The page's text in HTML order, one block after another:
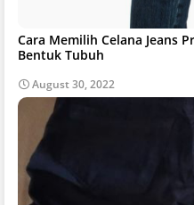
Cara Memilih Celana Jeans
Bentuk Tubuh
August 30, 2022